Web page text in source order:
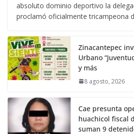
absoluto dominio deportivo la
proclamó oficialmente tricampeona
Zinacantepec
Urbano
y más
8 agosto, 2026
Cae presunta
huachicol fiscal
suman 9